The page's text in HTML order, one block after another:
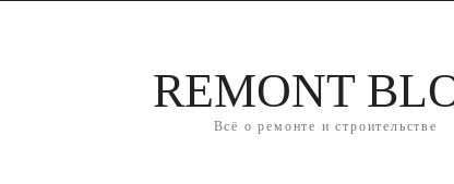
REMONT
Всё о ремонте и строительстве